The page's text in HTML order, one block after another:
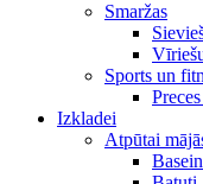
Smaržas
Sports un
Izkladei
Atpūtai